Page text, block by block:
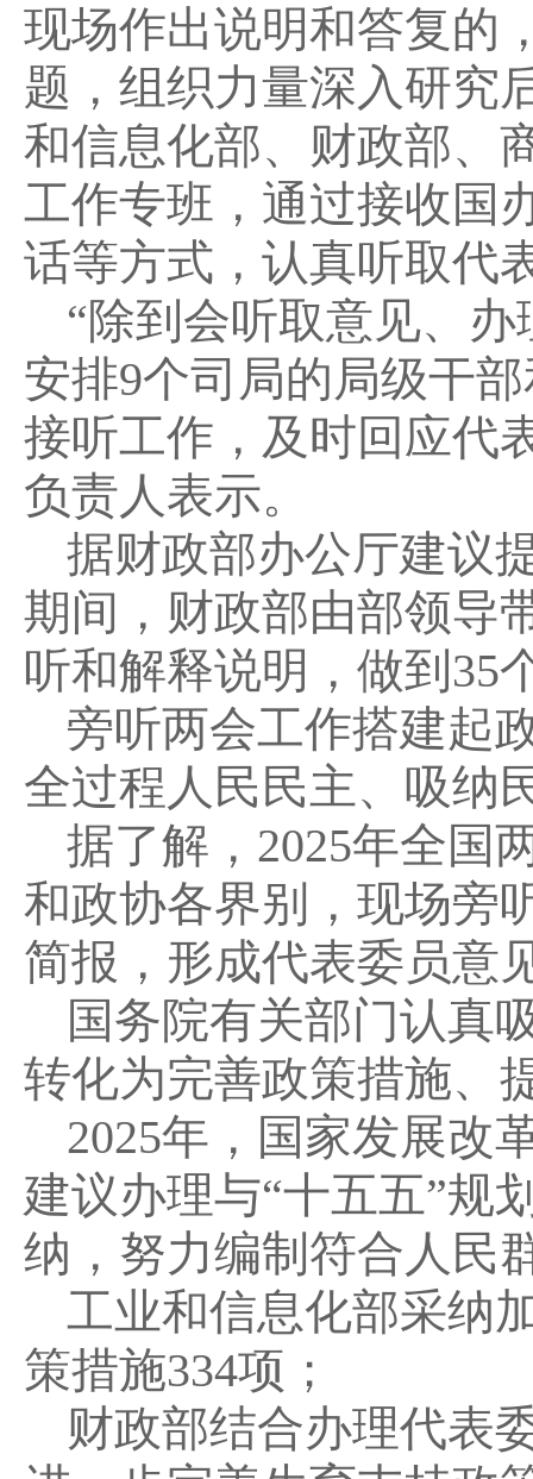
现场作出说明和答复的
题，组织力量深入研究
和信息化部、财政部、
工作专班，通过接收国
话等方式，认真听取代
“除到会听取意见、
安排9个司局的局级干
接听工作，及时回应代
负责人表示。
据财政部办公厅建议
期间，财政部由部领导
听和解释说明，做到35
旁听两会工作搭建起
全过程人民民主、吸纳
据了解，2025年全国
和政协各界别，现场旁
简报，形成代表委员意
国务院有关部门认真
转化为完善政策措施、
2025年，国家发展改
建议办理与“十五五”规
纳，努力编制符合人民
工业和信息化部采纳
策措施334项；
财政部结合办理代表